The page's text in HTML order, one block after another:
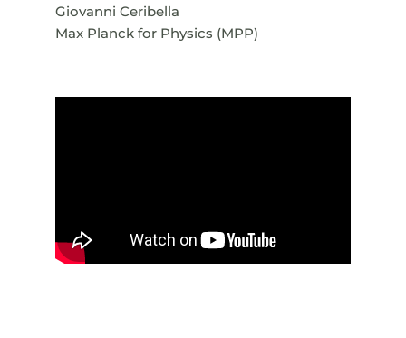
Giovanni Ceribella
Max Planck for Physics (MPP)